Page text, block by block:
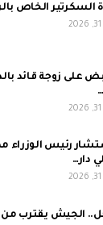
السكرتير الخاص
على زوجة قائد
رئيس الوزراء
دار…
الجيش يقترب